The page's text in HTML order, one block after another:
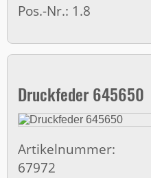
Pos.-Nr.: 1.8
Druckfeder 645650
Artikelnummer:
67972